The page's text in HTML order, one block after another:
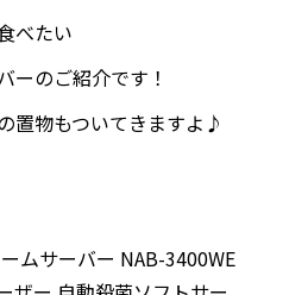
べたい
ーのご紹介です！
置物もついてきますよ♪
ムサーバー NAB-3400WE